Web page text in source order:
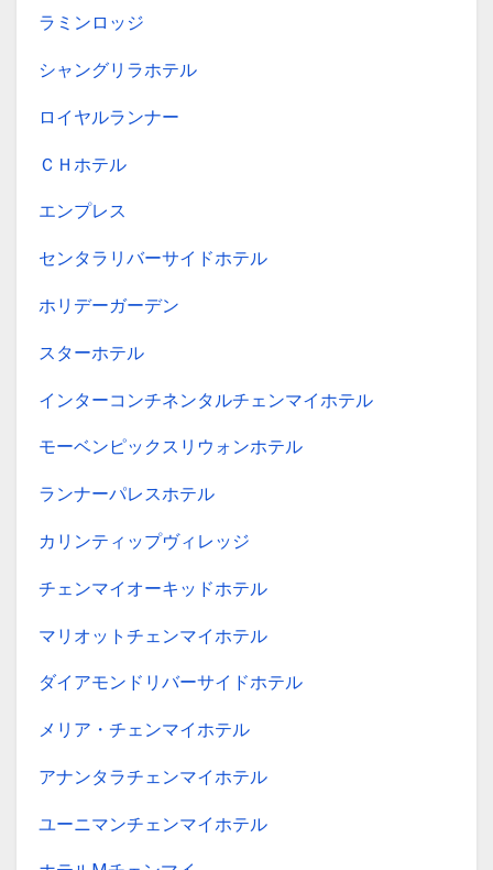
ラミンロッジ
シャングリラホテル
ロイヤルランナー
ＣＨホテル
エンプレス
センタラリバーサイドホテル
ホリデーガーデン
スターホテル
インターコンチネンタルチェンマイホテル
モーベンピックスリウォンホテル
ランナーパレスホテル
カリンティップヴィレッジ
チェンマイオーキッドホテル
マリオットチェンマイホテル
ダイアモンドリバーサイドホテル
メリア・チェンマイホテル
アナンタラチェンマイホテル
ユーニマンチェンマイホテル